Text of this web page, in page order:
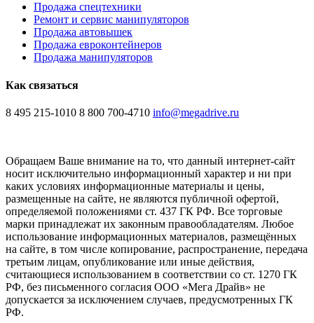
Продажа спецтехники
Ремонт и сервис манипуляторов
Продажа автовышек
Продажа евроконтейнеров
Продажа манипуляторов
Как связаться
8 495 215-1010 8 800 700-4710 info@megadrive.ru
Обращаем Ваше внимание на то, что данный интернет-сайт
носит исключительно информационный характер и ни при
каких условиях информационные материалы и цены,
размещенные на сайте, не являются публичной офертой,
определяемой положениями ст. 437 ГК РФ. Все торговые
марки принадлежат их законным правообладателям. Любое
использование информационных материалов, размещённых
на сайте, в том числе копирование, распространение, передача
третьим лицам, опубликование или иные действия,
считающиеся использованием в соответствии со ст. 1270 ГК
РФ, без письменного согласия ООО «Мега Драйв» не
допускается за исключением случаев, предусмотренных ГК
РФ.